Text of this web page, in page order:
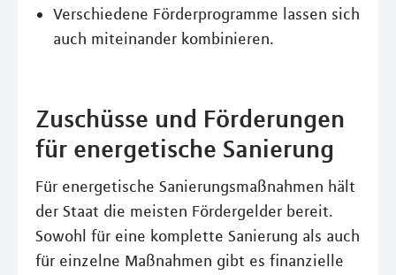
Verschiedene Förderprogramme lassen sich
auch miteinander kombinieren.
Zuschüsse und Förderungen
für energetische Sanierung
Für energetische Sanierungsmaßnahmen hält
der Staat die meisten Fördergelder bereit.
Sowohl für eine komplette Sanierung als auch
für einzelne Maßnahmen gibt es finanzielle